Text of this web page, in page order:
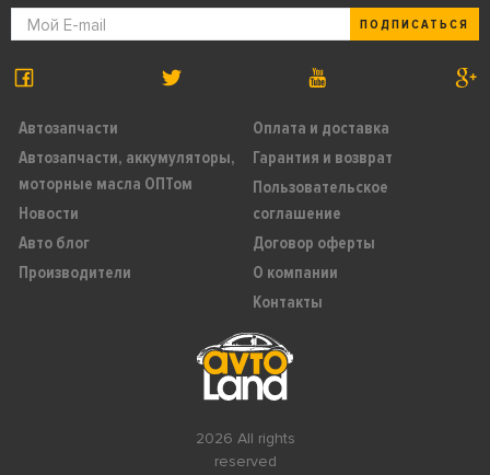
2026 All rights
reserved
Автозапчасти
Автозапчасти, аккумуляторы,
моторные масла ОПТом
Новости
Авто блог
Производители
Оплата и доставка
Гарантия и возврат
Пользовательское
соглашение
Договор оферты
О компании
Контакты
ПОДПИСАТЬСЯ